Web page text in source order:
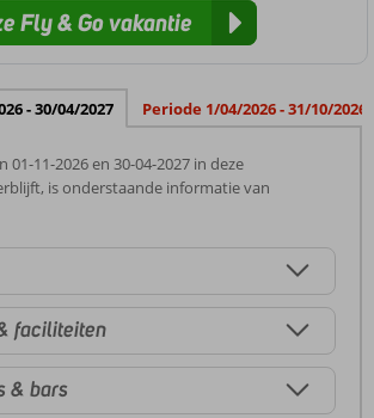
Fly & Go vakantie
- 30/04/2027 Periode 1/04/2026 - 31/10/2026
01-11-2026 en 30-04-2027 in deze
is onderstaande informatie van
faciliteiten
& bars